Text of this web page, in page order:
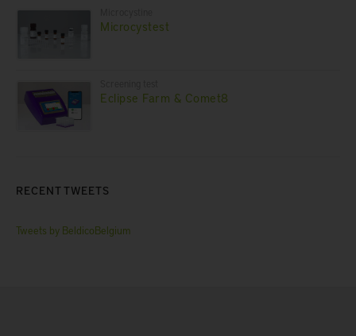
Microcystest
Eclipse Farm & Comet8
RECENT TWEETS
Tweets by BeldicoBelgium